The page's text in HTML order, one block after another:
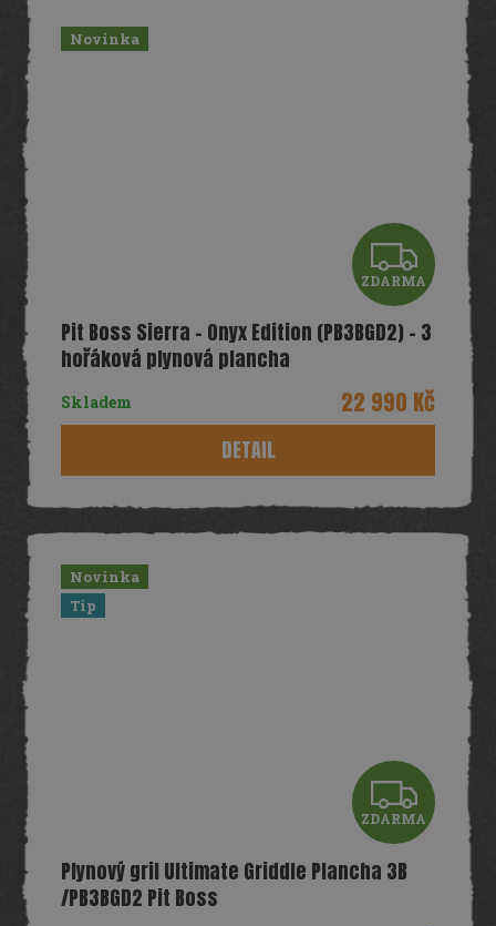
Novinka
Z
D
A
R
A
ZDARMA
Pit Boss Sierra – Onyx Edition (PB3BGD2) – 3
hořáková plynová plancha
Skladem 22 990 Kč
DETAIL
Novinka
Tip
Z
D
ZDARMA
Plynový gril Ultimate Griddle Plancha 3B
/PB3BGD2 Pit Boss